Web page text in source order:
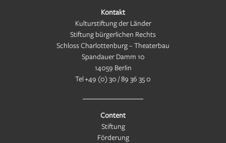
Kontakt
Kulturstiftung der Länder
Stiftung bürgerlichen Rechts
Schloss Charlottenburg – Theaterbau
Spandauer Damm 10
14059 Berlin
Tel+49 (0) 30 / 89 36 35 0
Content
Stiftung
Förderung